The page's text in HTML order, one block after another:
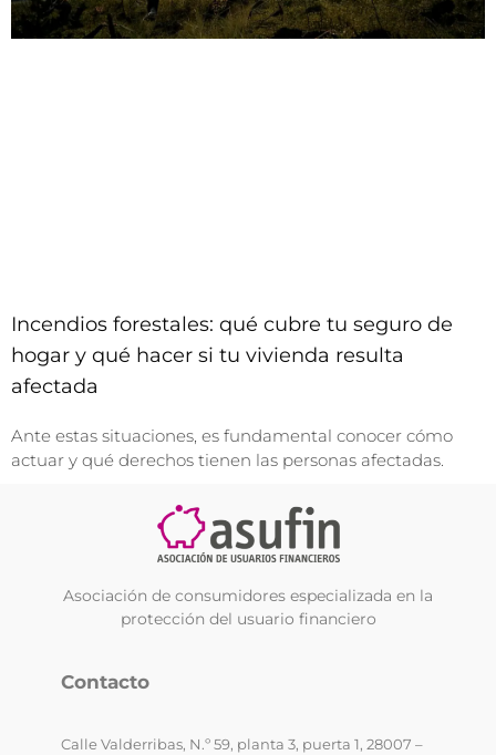
Incendios forestales: qué cubre tu seguro de
hogar y qué hacer si tu vivienda resulta
afectada
Ante estas situaciones, es fundamental conocer cómo
actuar y qué derechos tienen las personas afectadas.
Asociación de consumidores especializada en la
protección del usuario financiero
Contacto
Calle Valderribas, N.º 59, planta 3, puerta 1, 28007 –